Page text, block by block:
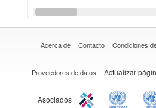
Acerca de Contacto Condiciones
Proveedores de datos Actualizar
Asociados